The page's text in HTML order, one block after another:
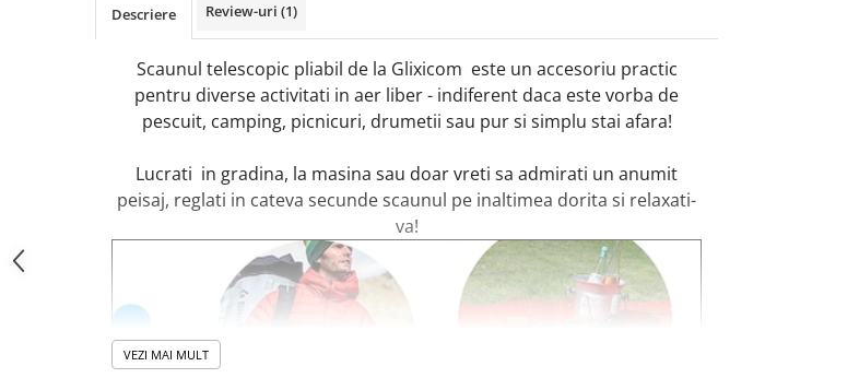
Folii Protectie Multisuprafete
Accesorii Decoratiuni Interioare
PC, Periferice & Software
Folii Protectie Tastatura
Jucarii Copii & Bebe
Ingrijire si Protectie Personala
Descriere Review-uri (1)
Scaunul telescopic pliabil de la Glixicom este un accesoriu practic
pentru diverse activitati in aer liber - indiferent daca este vorba de
pescuit, camping, picnicuri, drumetii sau pur si simplu stai afara!
Lucrati in gradina, la masina sau doar vreti sa admirati un anumit
peisaj, reglati in cateva secunde scaunul pe inaltimea dorita si relaxati-
va!
VEZI MAI MULT